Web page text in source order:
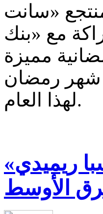
«سانت
مع «بنك
مميزة
شهر رمضان
لهذا العام.
ريميدي»
الأوسط